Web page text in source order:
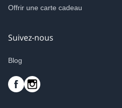
Offrir une carte cadeau
Suivez-nous
Blog